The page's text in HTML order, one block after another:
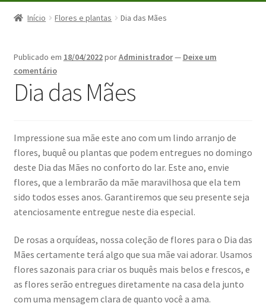
Carrinho
menu
Início Flores e plantas Dia das Mães
Publicado em 18/04/2022porAdministrador— Deixe um
comentário
Dia das Mães
Impressione sua mãe este ano com um lindo arranjo de
flores, buquê ou plantas que podem entregues no domingo
deste Dia das Mães no conforto do lar. Este ano, envie
flores, que a lembrarão da mãe maravilhosa que ela tem
sido todos esses anos. Garantiremos que seu presente seja
atenciosamente entregue neste dia especial.
De rosas a orquídeas, nossa coleção de flores para o Dia das
Mães certamente terá algo que sua mãe vai adorar. Usamos
flores sazonais para criar os buquês mais belos e frescos, e
as flores serão entregues diretamente na casa dela junto
com uma mensagem clara de quanto você a ama.